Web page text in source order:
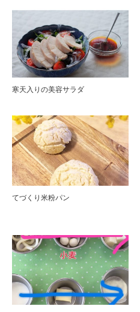
寒天入りの美容サラダ
てづくり米粉パン